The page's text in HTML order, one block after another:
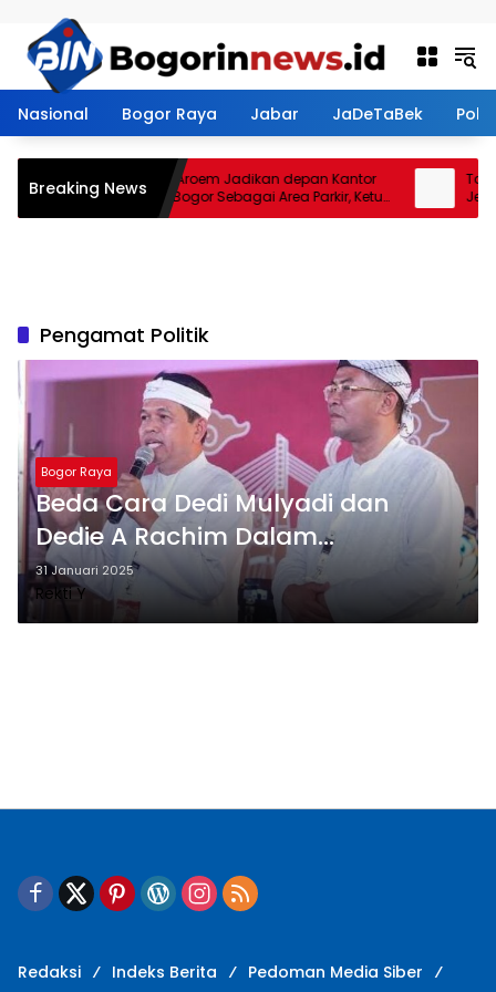
Nasional Bogor Raya Jabar JaDeTaBek
Breaking NewsRestoran Aroem Jadikan depan Kantor
PWI Kota Bogor Sebagai Area Parkir, Ketua
PWI Dilarang Parkir
Jenal
Pengamat Politik
Bogor Raya
Beda Cara Dedi Mulyadi dan
Dedie A Rachim Dalam
Pembentukan Tim Transisi, Ini
Kata Pengamat
31 Januari 2025
Rekti Y
Redaksi Indeks Berita
Pedoman Media Siber